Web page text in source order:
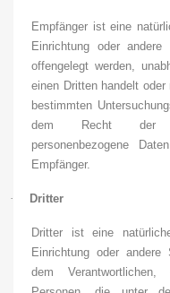
Empfänger ist eine
Einrichtung oder
offengelegt werden,
einen Dritten handelt
bestimmten
dem Recht der
personenbezogene
Empfänger.
· Dritter
Dritter ist eine
Einrichtung oder
dem